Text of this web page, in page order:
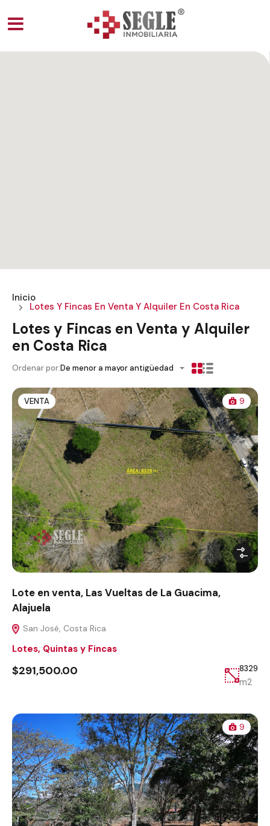
Inicio
Lotes Y Fincas En Venta Y Alquiler En Costa Rica
Lotes y Fincas en Venta y Alquiler
en Costa Rica
Ordenar por:De menor a mayor antigüedad
VENTA 9
Lote en venta, Las Vueltas de La Guacima,
Alajuela
San José, Costa Rica
Lotes, Quintas y Fincas
$291,500.00 8329
m2
9